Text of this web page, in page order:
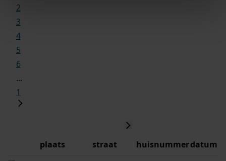
2
3
4
5
6
...
1
plaats straat huisnummerdatum